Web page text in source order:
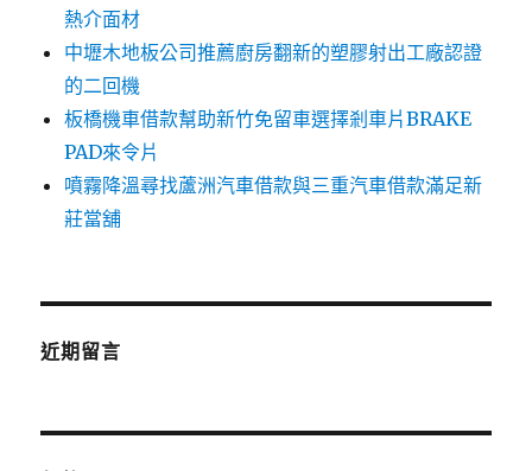
熱介面材
中壢木地板公司推薦廚房翻新的塑膠射出工廠認證
的二回機
板橋機車借款幫助新竹免留車選擇剎車片BRAKE
PAD來令片
噴霧降溫尋找蘆洲汽車借款與三重汽車借款滿足新
莊當舖
近期留言